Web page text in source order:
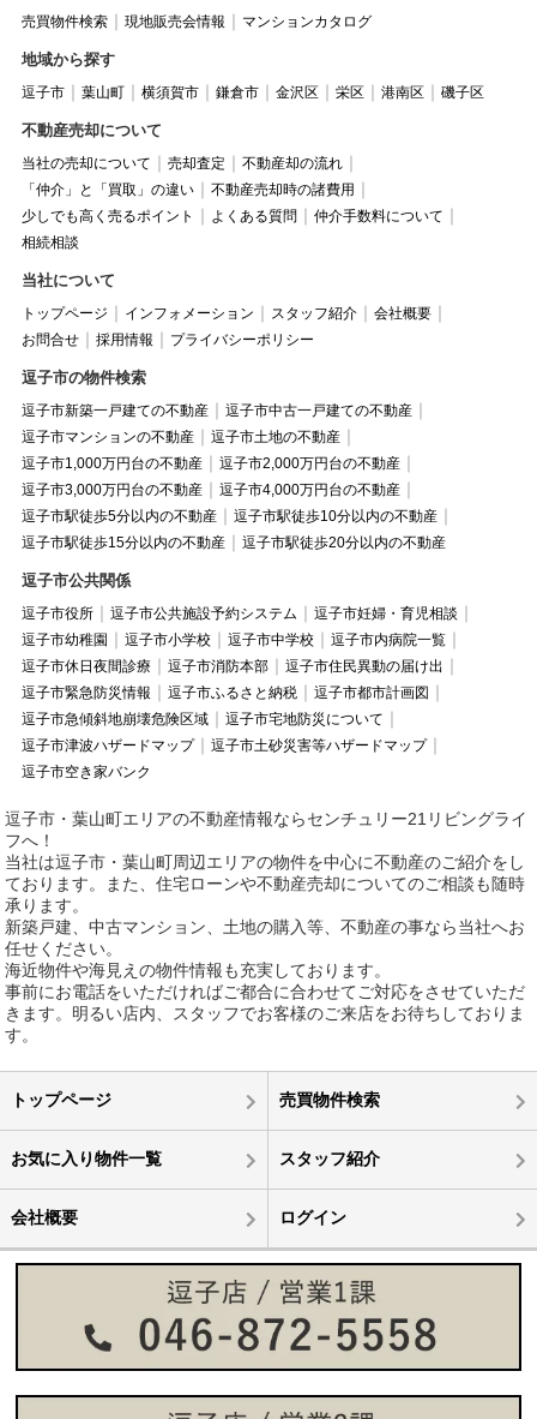
売買物件検索 現地販売会情報 マンションカタログ
地域から探す
逗子市 葉山町 横須賀市 鎌倉市 金沢区 栄区 港南区 磯子区
不動産売却について
当社の売却について 売却査定
不動産却の流れ
「仲介」と「買取」の違い
不動産売却時の諸費用
少しでも高く売るポイント
よくある質問
仲介手数料について
相続相談
当社について
トップページ インフォメーション スタッフ紹介
会社概要
お問合せ
採用情報 プライバシーポリシー
逗子市の物件検索
逗子市新築一戸建ての不動産
逗子市中古一戸建ての不動産
逗子市マンションの不動産
逗子市土地の不動産
逗子市1,000万円台の不動産
逗子市2,000万円台の不動産
逗子市3,000万円台の不動産
逗子市4,000万円台の不動産
逗子市駅徒歩5分以内の不動産
逗子市駅徒歩10分以内の不動産
逗子市駅徒歩15分以内の不動産
逗子市駅徒歩20分以内の不動産
逗子市公共関係
逗子市役所 逗子市公共施設予約システム
逗子市妊婦・育児相談
逗子市幼稚園
逗子市小学校 逗子市中学校
逗子市内病院一覧
逗子市休日夜間診療
逗子市消防本部
逗子市住民異動の届け出
逗子市緊急防災情報
逗子市ふるさと納税
逗子市都市計画図
逗子市急傾斜地崩壊危険区域
逗子市宅地防災について
逗子市津波ハザードマップ
逗子市土砂災害等ハザードマップ
逗子市空き家バンク
逗子市・葉山町エリアの不動産情報ならセンチュリー21リビングライ
フへ！
当社は逗子市・葉山町周辺エリアの物件を中心に不動産のご紹介をし
ております。また、住宅ローンや不動産売却についてのご相談も随時
承ります。
新築戸建、中古マンション、土地の購入等、不動産の事なら当社へお
任せください。
海近物件や海見えの物件情報も充実しております。
事前にお電話をいただければご都合に合わせてご対応をさせていただ
きます。明るい店内、スタッフでお客様のご来店をお待ちしておりま
す。
トップページ 売買物件検索
お気に入り物件一覧 スタッフ紹介
会社概要 ログイン